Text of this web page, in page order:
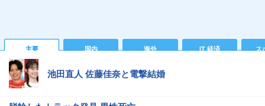
主要 国内 海外 IT 経済 ス
池田直人 佐藤佳奈と電撃結婚